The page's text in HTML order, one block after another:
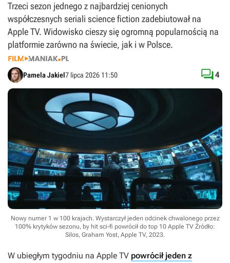
Trzeci sezon jednego z najbardziej cenionych
współczesnych seriali science fiction zadebiutował na
Apple TV. Widowisko cieszy się ogromną popularnością na
platformie zarówno na świecie, jak i w Polsce.
Pamela Jakiel7 lipca 2026 11:50 4
Nowy numer 1 w 100 krajach. Wystarczył jeden odcinek chwalonego przez
100% krytyków sezonu, by hit sci-fi powrócił do top 10 Apple TV Źródło:
Silos, Graham Yost, Apple TV, 2023.
W ubiegłym tygodniu na Apple TV powrócił jeden z